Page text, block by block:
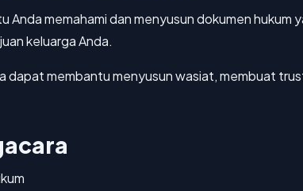
Anda memahami dan menyusun dokumen hukum
keluarga Anda.
membantu menyusun wasiat, membuat